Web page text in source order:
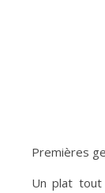
Premières
Un plat tout